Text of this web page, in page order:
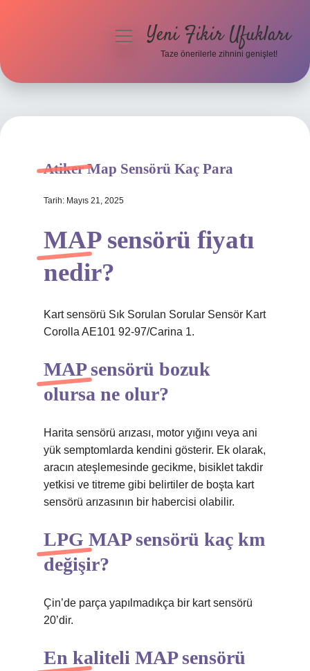
Hakkımızda
menüyüYeni Fikir Ufukları
Taze önerilerle zihnini genişlet!
Atiker Map Sensörü Kaç Para
Tarih: Mayıs 21, 2025
MAP sensörü fiyatı
nedir?
Kart sensörü Sık Sorulan Sorular Sensör Kart
Corolla AE101 92-97/Carina 1.
MAP sensörü bozuk
olursa ne olur?
Harita sensörü arızası, motor yığını veya ani
yük semptomlarda kendini gösterir. Ek olarak,
aracın ateşlemesinde gecikme, bisiklet takdir
yetkisi ve titreme gibi belirtiler de boşta kart
sensörü arızasının bir habercisi olabilir.
LPG MAP sensörü kaç km
değişir?
Çin’de parça yapılmadıkça bir kart sensörü
20’dir.
En kaliteli MAP sensörü